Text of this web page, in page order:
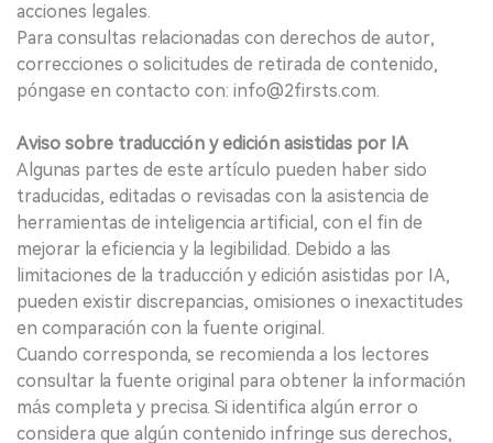
acciones legales.
Para consultas relacionadas con derechos de autor,
correcciones o solicitudes de retirada de contenido,
póngase en contacto con: info@2firsts.com.
Aviso sobre traducción y edición asistidas por IA
Algunas partes de este artículo pueden haber sido
traducidas, editadas o revisadas con la asistencia de
herramientas de inteligencia artificial, con el fin de
mejorar la eficiencia y la legibilidad. Debido a las
limitaciones de la traducción y edición asistidas por IA,
pueden existir discrepancias, omisiones o inexactitudes
en comparación con la fuente original.
Cuando corresponda, se recomienda a los lectores
consultar la fuente original para obtener la información
más completa y precisa. Si identifica algún error o
considera que algún contenido infringe sus derechos,